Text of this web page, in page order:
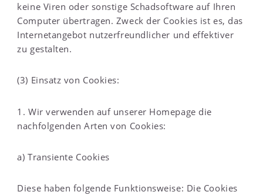
keine Viren oder sonstige Schadsoftware auf Ihren
Computer übertragen. Zweck der Cookies ist es, das
Internetangebot nutzerfreundlicher und effektiver
zu gestalten.
(3) Einsatz von Cookies:
1. Wir verwenden auf unserer Homepage die
nachfolgenden Arten von Cookies:
a) Transiente Cookies
Diese haben folgende Funktionsweise: Die Cookies